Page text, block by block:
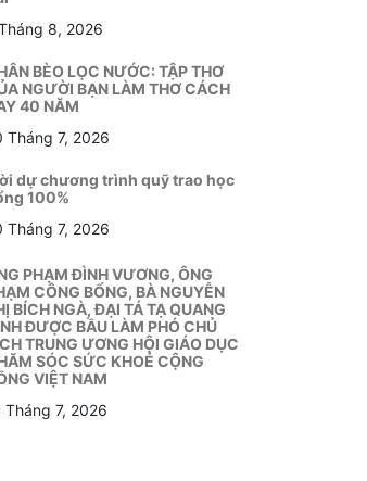
8, 2026
BÈO LỌC NƯỚC: TẬP THƠ
NGƯỜI BẠN LÀM THƠ CÁCH
40 NĂM
Tháng 7, 2026
dự chương trình quỹ trao học
100%
Tháng 7, 2026
PHẠM ĐÌNH VƯƠNG, ÔNG
CÔNG BỔNG, BÀ NGUYỄN
BÍCH NGÀ, ĐẠI TÁ TẠ QUANG
ĐƯỢC BẦU LÀM PHÓ CHỦ
TRUNG ƯƠNG HỘI GIÁO DỤC
SÓC SỨC KHOẺ CỘNG
VIỆT NAM
Tháng 7, 2026